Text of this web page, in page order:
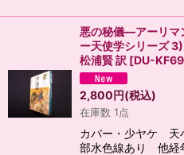
悪の秘儀―アーリマ
ー天使学シリーズ
松浦賢 訳 [DU-
2,800円(税込)
在庫数 1点
カバー・少ヤケ 天
部水色線あり 他経